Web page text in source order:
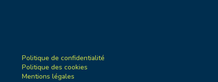
Politique de confidentialité
Politique des cookies
Mentions légales